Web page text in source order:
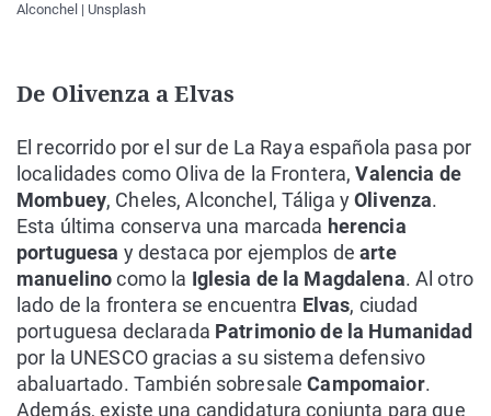
Alconchel | Unsplash
De Olivenza a Elvas
El recorrido por el sur de La Raya española pasa por
localidades como Oliva de la Frontera,Valencia de
Mombuey, Cheles, Alconchel, Táliga yOlivenza.
Esta última conserva una marcada herencia
portuguesa y destaca por ejemplos dearte
manuelinocomo la Iglesia de la Magdalena. Al otro
lado de la frontera se encuentra Elvas, ciudad
portuguesa declarada Patrimonio de la Humanidad
por la UNESCO gracias a su sistema defensivo
abaluartado. También sobresaleCampomaior.
Además, existe una candidatura conjunta para que